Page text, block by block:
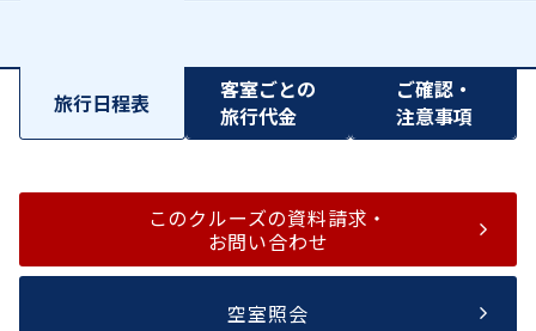
旅行日程表
客室ごとの
旅行代金
ご確認・
注意事項
このクルーズの資料請求・
お問い合わせ
空室照会